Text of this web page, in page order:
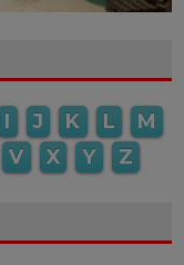
I J K L
M
V X Y Z